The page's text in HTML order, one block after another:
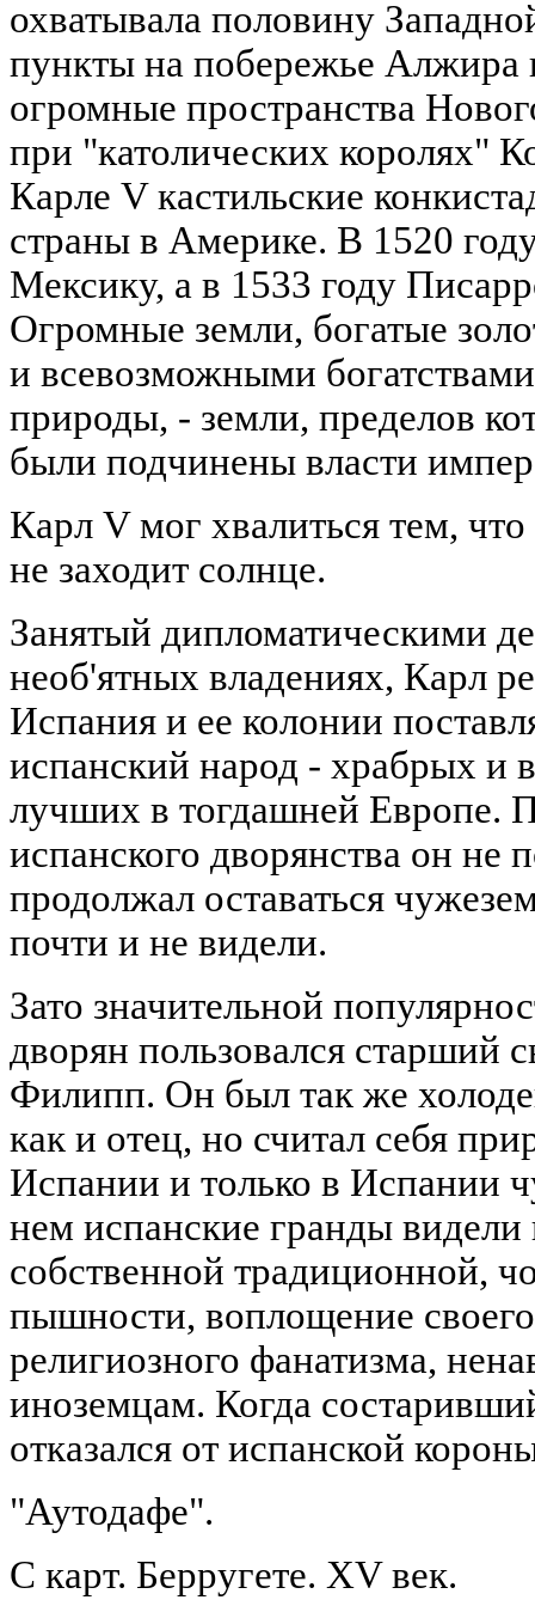
охватывала половину
пункты на побережье Алжира
огромные пространства
при "католических королях"
Карле V кастильские
страны в Америке. В 1520
Мексику, а в 1533 году
Огромные земли, богатые
и всевозможными
природы, - земли, пределов
были подчинены власти
Карл V мог хвалиться тем,
не заходит солнце.
Занятый дипломатическими
необ'ятных владениях, Карл
Испания и ее колонии
испанский народ - храбрых и
лучших в тогдашней Европе.
испанского дворянства он не
продолжал оставаться
почти и не видели.
Зато значительной
дворян пользовался старший
Филипп. Он был так же
как и отец, но считал себя
Испании и только в Испании
нем испанские гранды
собственной традиционной,
пышности, воплощение
религиозного фанатизма,
иноземцам. Когда
отказался от испанской
"Аутодафе".
С карт. Берругете. XV век.